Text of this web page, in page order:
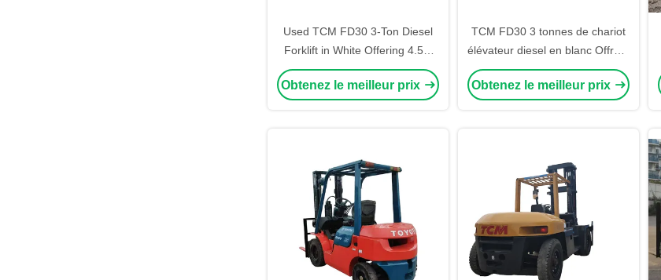
Used TCM FD30 3-Ton Diesel
Forklift in White Offering 4.5m
Lifting with Center Cylinder in
Automotive and Industrial
Obtenez le meilleur prix
TCM FD30 3 tonnes de chariot
élévateur diesel en blanc Offrant
4,5m Levé avec cylindre central
dans les installations
Obtenez le meilleur prix